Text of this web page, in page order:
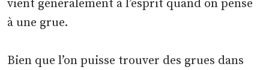
vient généralement à l’esprit quand on pense
à une grue.
Bien que l’on puisse trouver des grues dans